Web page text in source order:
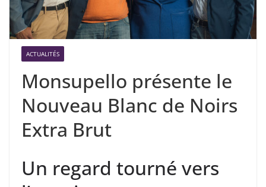
ACTUALITÉS
Monsupello présente le
Nouveau Blanc de Noirs
Extra Brut
Un regard tourné vers